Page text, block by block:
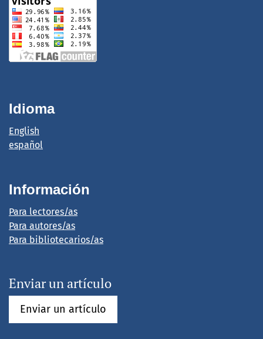
Idioma
English
español
Información
Para lectores/as
Para autores/as
Para bibliotecarios/as
Enviar un artículo
Enviar un artículo